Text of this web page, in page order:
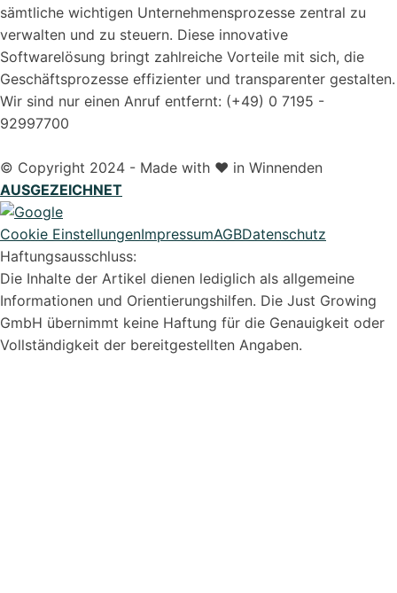
sämtliche wichtigen Unternehmensprozesse zentral zu
verwalten und zu steuern. Diese innovative
Softwarelösung bringt zahlreiche Vorteile mit sich, die
Geschäftsprozesse effizienter und transparenter gestalten.
Wir sind nur einen Anruf entfernt: (+49) 0 7195 -
92997700
© Copyright 2024 - Made with ❤️ in Winnenden
AUSGEZEICHNET
Cookie EinstellungenImpressumAGBDatenschutz
Haftungsausschluss:
Die Inhalte der Artikel dienen lediglich als allgemeine
Informationen und Orientierungshilfen. Die Just Growing
GmbH übernimmt keine Haftung für die Genauigkeit oder
Vollständigkeit der bereitgestellten Angaben.
Syvera Accessify
Barrierefreiheits-Tools